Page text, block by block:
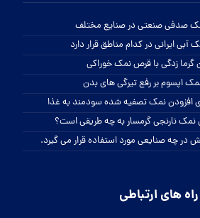
صدفی صنعتی در صنایع مختلف
آبی ایرانی در کدام مناطق قرار دارد
گرما زدگی با قرص نمک خوراکی
نمک اپسوم بر رفع تیرگی های بدن
افزودن نمک تصفیه شده سودمند به غذا
نارنجی گرمسار به چه طریقی است؟
چه صنایعی مورد استفاده قرار می گیرد.
راه های ارتباطی